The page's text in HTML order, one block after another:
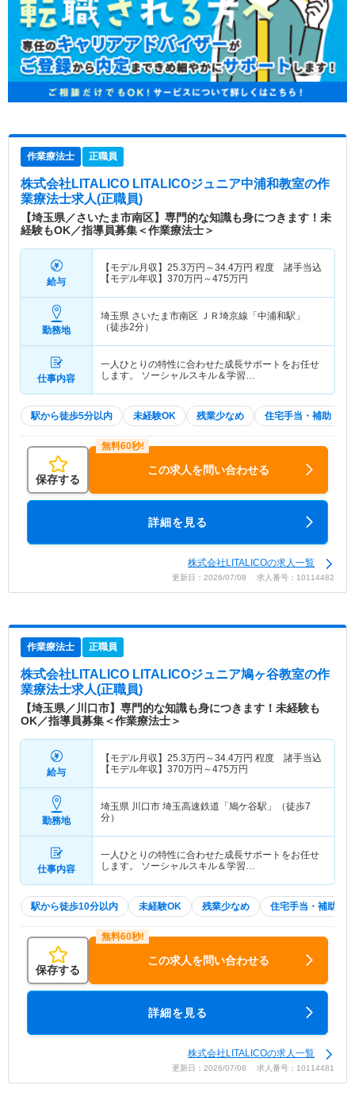
作業療法士 正職員
株式会社LITALICO LITALICOジュニア中浦和教室の作
業療法士求人(正職員)
【埼玉県／さいたま市南区】専門的な知識も身につきます！未
経験もOK／指導員募集＜作業療法士＞
給与
【モデル月収】 25.3万円～34.4万円 程度 諸手当込
【モデル年収】 370万円～475万円
勤務地
埼玉県 さいたま市南区 ＪＲ埼京線「中浦和駅」
（徒歩2分）
仕事内容
一人ひとりの特性に合わせた成長サポートをお任せ
します。 ソーシャルスキル＆学習…
駅から徒歩5分以内 未経験OK 残業少なめ 住宅手当・補助
保存する
この求人を問い合わせる
詳細を見る
株式会社LITALICOの求人一覧
更新日：2026/07/08 求人番号：10114482
作業療法士 正職員
株式会社LITALICO LITALICOジュニア鳩ヶ谷教室の作
業療法士求人(正職員)
【埼玉県／川口市】専門的な知識も身につきます！未経験も
OK／指導員募集＜作業療法士＞
給与
【モデル月収】 25.3万円～34.4万円 程度 諸手当込
【モデル年収】 370万円～475万円
勤務地
埼玉県 川口市 埼玉高速鉄道「鳩ケ谷駅」（徒歩7
分）
仕事内容
一人ひとりの特性に合わせた成長サポートをお任せ
します。 ソーシャルスキル＆学習…
駅から徒歩10分以内 未経験OK 残業少なめ 住宅手当・補助
保存する
この求人を問い合わせる
詳細を見る
株式会社LITALICOの求人一覧
更新日：2026/07/08 求人番号：10114481